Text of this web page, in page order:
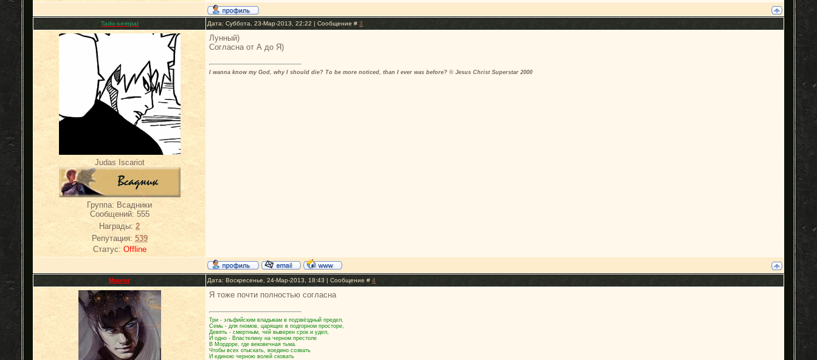
Tado-sempai Дата: Суббота, 23-Мар-2013, 22:22 | Сообщение # 3
Judas Iscariot
Группа: Всадники
Сообщений: 555
Награды: 2
Репутация: 539
Статус: Offline
Лунный)
Согласна от А до Я)
I wanna know my God, why I should die? To be more noticed, than I ever was before? © Jesus Christ Superstar 2000
Моргот Дата: Воскресенье, 24-Мар-2013, 18:43 | Сообщение # 4
Я тоже почти полностью согласна
Три - эльфийским владыкам в подзвёздный предел,
Семь - для гномов, царящих в подгорном просторе,
Девять - смертным, чей выверен срок и удел,
И одно - Властелину на черном престоле
В Мордоре, где вековечная тьма.
Чтобы всех отыскать, воедино созвать
И единою черною волей сковать